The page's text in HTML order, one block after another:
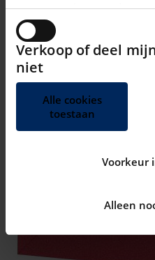
partners kunnen deze
andere informatie die u
die ze hebben
van hun services.
Verkoop of deel
niet
Alle cookies
toestaan
Voorkeur
Alleen